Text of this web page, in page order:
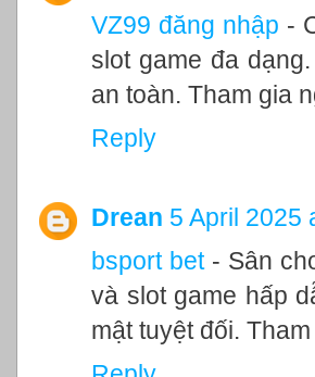
VZ99 đăng nhập -
slot game đa
an toàn. Tham gia
Reply
Drean 5 April 2025
bsport bet- Sân
và slot game hấp
mật tuyệt đối.